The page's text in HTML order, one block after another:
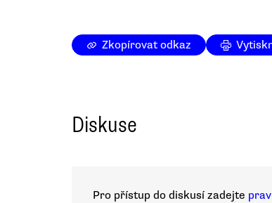
Zkopírovat odkaz
Diskuse
Pro přístup do diskusí zadejte